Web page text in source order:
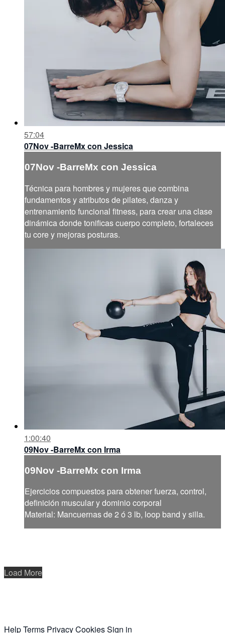
57:04
07Nov -BarreMx con Jessica
07Nov -BarreMx con Jessica
Técnica para hombres y mujeres que combina
fundamentos y atributos de pilates, danza y
entrenamiento funcional fitness, para crear una clase
dinámica donde tonificas cuerpo completo, fortaleces
tu core y mejoras posturas.
1:00:40
09Nov -BarreMx con Irma
09Nov -BarreMx con Irma
Ejercicios compuestos para obtener fuerza, control,
definición muscular y dominio corporal
Material: Mancuernas de 2 ó 3 lb, loop band y silla.
Load More
HelpTerms PrivacyCookiesSign in